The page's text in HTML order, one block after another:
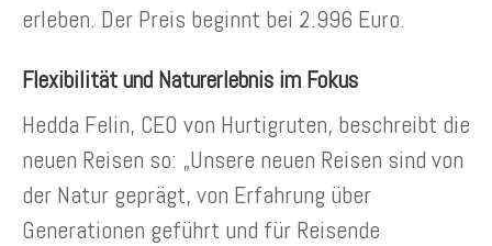
erleben. Der Preis beginnt bei 2.996 Euro.
Flexibilität und Naturerlebnis im Fokus
Hedda Felin, CEO von Hurtigruten, beschreibt die
neuen Reisen so: „Unsere neuen Reisen sind von
der Natur geprägt, von Erfahrung über
Generationen geführt und für Reisende